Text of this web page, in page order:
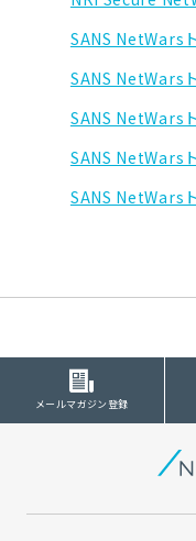
SANS NetWars
SANS NetWars
SANS NetWars
SANS NetWars
SANS NetWars
メールマガジン登録